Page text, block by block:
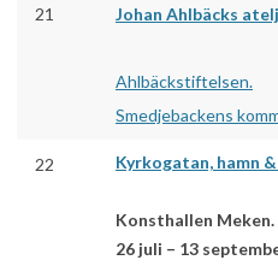
21 Johan Ahlbäcks
Ahlbäckstiftelsen.
Smedjebackens
22 Kyrkogatan, hamn
Konsthallen Meken.
26 juli – 13